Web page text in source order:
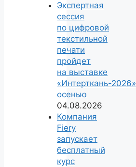
Экспертная
сессия
по цифровой
текстильной
печати
пройдет
на выставке
«Интерткань-2026»
осенью
04.08.2026
Компания
Fiery
запускает
бесплатный
курс